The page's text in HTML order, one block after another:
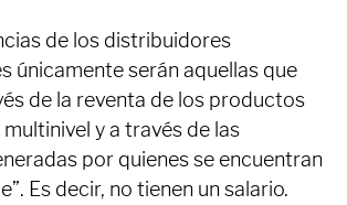
distribución a nombre y cuenta
de los distribuidores
únicamente serán aquellas que
de la reventa de los productos
y a través de las
por quienes se encuentran